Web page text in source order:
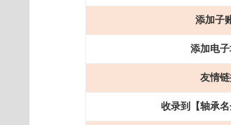
添加子
添加电子
友情链
收录到 【轴承名